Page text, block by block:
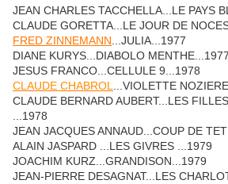
JEAN CHARLES TACCHELLA...LE PAYS
CLAUDE GORETTA...LE JOUR DE
FRED ZINNEMANN ...JULIA...1977
DIANE KURYS...DIABOLO MENTHE...1977
JESUS FRANCO...CELLULE 9...1978
CLAUDE CHABROL
...VIOLETTE
CLAUDE BERNARD AUBERT...LES
...1978
JEAN JACQUES ANNAUD...COUP DE
ALAIN JASPARD ...LES GIVRES ...1979
JOACHIM KURZ...GRANDISON...1979
JEAN-PIERRE DESAGNAT...LES